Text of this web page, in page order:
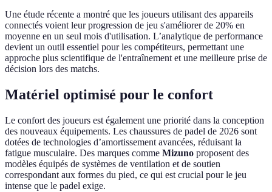
Une étude récente a montré que les joueurs utilisant des appareils
connectés voient leur progression de jeu s'améliorer de 20% en
moyenne en un seul mois d'utilisation. L’analytique de performance
devient un outil essentiel pour les compétiteurs, permettant une
approche plus scientifique de l'entraînement et une meilleure prise de
décision lors des matchs.
Matériel optimisé pour le confort
Le confort des joueurs est également une priorité dans la conception
des nouveaux équipements. Les chaussures de padel de 2026 sont
dotées de technologies d’amortissement avancées, réduisant la
fatigue musculaire. Des marques comme Mizuno proposent des
modèles équipés de systèmes de ventilation et de soutien
correspondant aux formes du pied, ce qui est crucial pour le jeu
intense que le padel exige.